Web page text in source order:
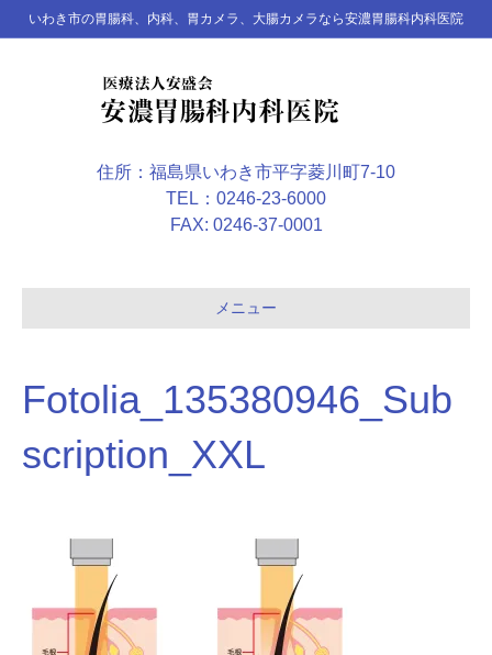
いわき市の胃腸科、内科、胃カメラ、大腸カメラなら安濃胃腸科内科医院
住所：福島県いわき市平字菱川町7-10
TEL：0246-23-6000
FAX: 0246-37-0001
メニュー
Fotolia_135380946_Sub
scription_XXL